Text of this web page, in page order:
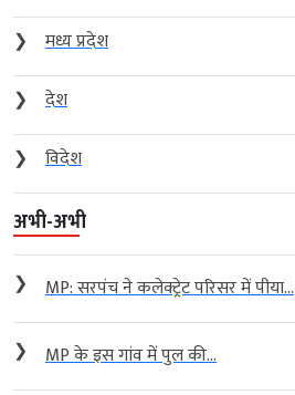
❯
मध्य प्रदेश
❯
देश
❯
विदेश
अभी-अभी
❯ MP: सरपंच ने कलेक्ट्रेट परिसर में पीया...
❯ MP के इस गांव में पुल की...